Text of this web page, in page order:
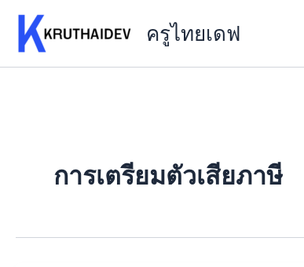
content
ครูไทยเดฟ
การเตรียมตัวเสียภาษี